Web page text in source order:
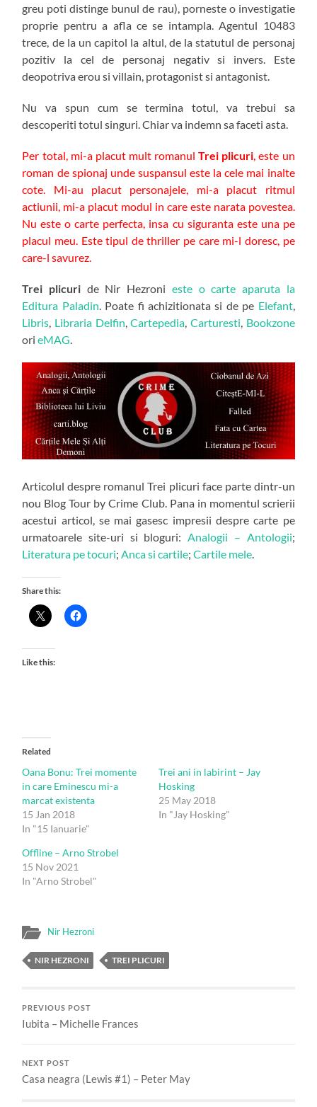
greu poti distinge bunul de rau), porneste o investigatie
proprie pentru a afla ce se intampla. Agentul 10483
trece, de la un capitol la altul, de la statutul de personaj
pozitiv la cel de personaj negativ si invers. Este
deopotriva erou si villain, protagonist si antagonist.
Nu va spun cum se termina totul, va trebui sa
descoperiti totul singuri. Chiar va indemn sa faceti asta.
Per total, mi-a placut mult romanulTrei plicuri, este un
roman de spionaj unde suspansul este la cele mai inalte
cote. Mi-au placut personajele, mi-a placut ritmul
actiunii, mi-a placut modul in care este narata povestea.
Nu este o carte perfecta, insa cu siguranta este una pe
placul meu. Este tipul de thriller pe care mi-l doresc, pe
care-l savurez.
Trei plicuri de Nir Hezroni este o carte aparuta la
Editura Paladin. Poate fi achizitionata si de pe Elefant,
Libris, Libraria Delfin,Cartepedia, Carturesti, Bookzone
orieMAG.
Articolul despre romanul Trei plicuri face parte dintr-un
nou Blog Tour by Crime Club. Pana in momentul scrierii
acestui articol, se mai gasesc impresii despre carte pe
urmatoarele site-uri si bloguri:Analogii – Antologii;
Literatura pe tocuri;Anca si cartile;Cartile mele.
Share this:
Like this:
Related
Oana Bonu: Trei momente
in care Eminescu mi-a
marcat existenta
15 Jan 2018
In "15 Ianuarie"
Trei ani in labirint – Jay
Hosking
25 May 2018
In "Jay Hosking"
Offline – Arno Strobel
15 Nov 2021
In "Arno Strobel"
Nir Hezroni
NIR HEZRONI TREI PLICURI
PREVIOUS POST
Iubita – Michelle Frances
NEXT POST
Casa neagra (Lewis #1) – Peter May